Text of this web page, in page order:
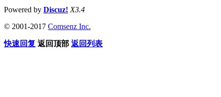
Powered by Discuz! X3.4
© 2001-2017 Comsenz Inc.
快速回复 返回顶部 返回列表